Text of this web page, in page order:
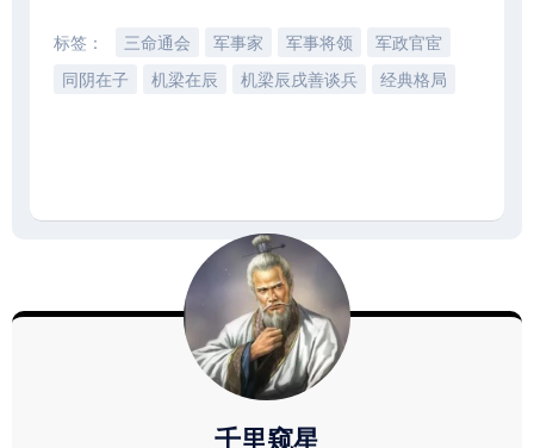
标签： 三命通会 军事家 军事将领
军政官宦
同阴在子
机梁在辰 机梁辰戌善谈兵 经典格局
千里窥星